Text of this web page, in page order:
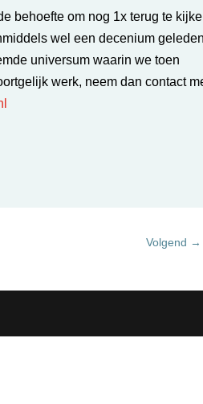
behoefte om nog 1x terug te
wel een decenium geleden
universum waarin we toen
werk, neem dan contact
Volgend →